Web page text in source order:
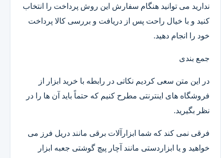
ندارید می توانید هنگام سفارش این روش پرداخت را انتخاب
کنید و با خیال راحت پس از دریافت و بررسی کالا پرداخت
خود را انجام دهید.
جمع بندی
در این متن سعی کردیم نکاتی در رابطه با خرید ابزار از
فروشگاه های اینترنتی مطرح کنیم که حتماً باید آن ها را در
نظر بگیرید.
فرقی نمی کند که شما ابزارآلات برقی مانند دریل فرز می
خواهید و یا ابزاردستی مانند آچار پیچ گوشتی جعبه ابزار